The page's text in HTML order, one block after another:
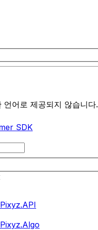
언어로 제공되지 않습니다.
SDK